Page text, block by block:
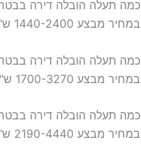
כמה תעלה הובלה דירה בבטחה 3 חדרים פלוס עלות אריזת
במחיר מבצע 1440-2400 ש"ח שירותי אריזת שלושה חדרים – 1,000-1,200 ש"ח
כמה תעלה הובלה דירה בבטחה 4 חדרים פלוס עלות אריזת
במחיר מבצע 1700-3270 ש"ח שירותי אריזת ארבעה חדרים – 1,600-1,800 ש"ח
כמה תעלה הובלה דירה בבטחה 5 חדרים פלוס עלות אריזת
במחיר מבצע 2190-4440 ש"ח שירותי אריזת חמישה חדרים – 1,900-2,100 ש"ח